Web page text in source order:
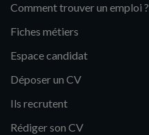
Comment trouver un emploi ?
Fiches métiers
Espace candidat
Déposer un CV
Ils recrutent
Rédiger son CV